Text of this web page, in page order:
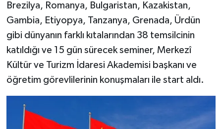
Brezilya, Romanya, Bulgaristan, Kazakistan,
Gambia, Etiyopya, Tanzanya, Grenada, Ürdün
gibi dünyanın farklı kıtalarından 38 temsilcinin
katıldığı ve 15 gün sürecek seminer, Merkezî
Kültür ve Turizm İdaresi Akademisi başkanı ve
öğretim görevlilerinin konuşmaları ile start aldı.